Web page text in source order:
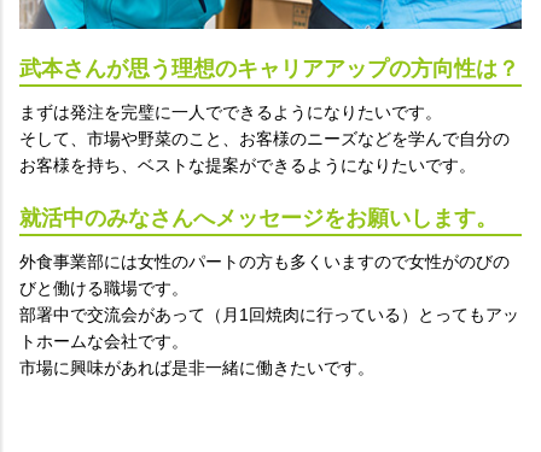
武本さんが思う理想のキャリアアップの方向性は？
まずは発注を完璧に一人でできるようになりたいです。
そして、市場や野菜のこと、お客様のニーズなどを学んで自分の
お客様を持ち、ベストな提案ができるようになりたいです。
就活中のみなさんへメッセージをお願いします。
外食事業部には女性のパートの方も多くいますので女性がのびの
びと働ける職場です。
部署中で交流会があって（月1回焼肉に行っている）とってもアッ
トホームな会社です。
市場に興味があれば是非一緒に働きたいです。